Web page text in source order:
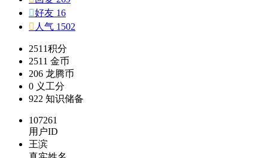
好友 16
 人气 1502
2511积分
2511 金币
206 龙腾币
0 义工分
922 知识储备
107261
用户ID
王滨